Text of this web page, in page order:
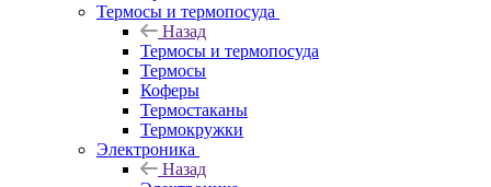
Термосы и термопосуда
Назад
Термосы и термопосуда
Термосы
Коферы
Термостаканы
Термокружки
Электроника
Назад